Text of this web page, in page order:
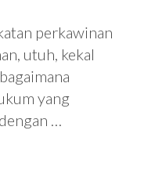
perkawinan
utuh, kekal
yang
…